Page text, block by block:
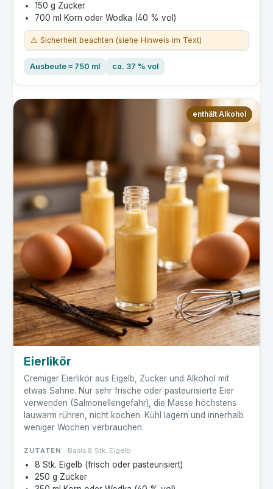
150 g Zucker
700 ml Korn oder Wodka (40 % vol)
⚠ Sicherheit beachten (siehe Hinweis im Text)
Ausbeute ≈ 750 ml ca. 37 % vol
enthält Alkohol
Eierlikör
Cremiger Eierlikör aus Eigelb, Zucker und Alkohol mit
etwas Sahne. Nur sehr frische oder pasteurisierte Eier
verwenden (Salmonellengefahr), die Masse höchstens
lauwarm rühren, nicht kochen. Kühl lagern und innerhalb
weniger Wochen verbrauchen.
ZUTATEN Basis 8 Stk. Eigelb
8 Stk. Eigelb (frisch oder pasteurisiert)
250 g Zucker